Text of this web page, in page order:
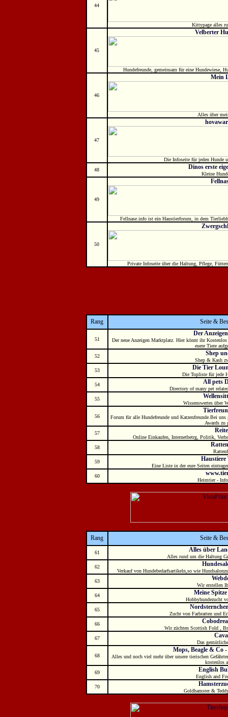
44
Kittypage alles
45
Velberter
Hundefreunde, gemeinsam für eine Hundewiese,
46
Mein
Alles über
47
Die Infoseite für jeden Hunde
48
Dinos erste
Kleine
49
Fellnase.info ist ein Haustierforum, in dem
50
Private Infoseite über die Haltung, Pflege,
Rang Seite &
51
Der
Der neue Anzeigen Marktplatz. Hier könnt ihr
euere Tiere
52
Shep
Shep & Kash
53
Die Tier
Die Topliste für jede
54
All pets
Directory of many pet
55
Wissenswertes über
56
Forum für alle Hundefreunde und Katzenfreunde.Bei
Awards zu
57
Online Einkaufen, Internetbetrg, Politik,
58
59
Haustiere
Eine Liste in der eure Seiten
60
Heimtier -
Rang Seite &
61 Alles über
Alles rund um die Haltung
62
Verkauf von Hundebedarfsartikeln,so wie
63
Wir erstellen
64
Meine
Hobbyhundezucht
65
Zucht von Farbratten und
66
Wir züchten Scottish Fold ,
67
Das
68
Mops, Beagle & Co
Alles und noch viel mehr über unsere tierischen
kostenlos
69
English
English and
70
Goldhamster &